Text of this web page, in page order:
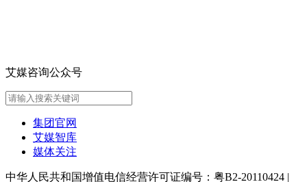
艾媒咨询公众号
集团官网
艾媒智库
媒体关注
中华人民共和国增值电信经营许可证编号：粤B2-20110424 |